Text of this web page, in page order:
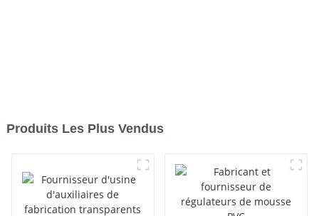
Produits Les Plus Vendus